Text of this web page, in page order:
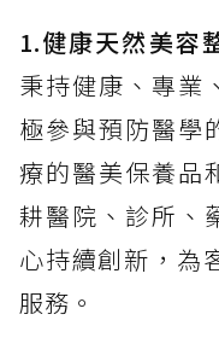
1.健康天然美容
秉持健康、專業
極參與預防醫學
療的醫美保養品
耕醫院、診所、
心持續創新，為
服務。